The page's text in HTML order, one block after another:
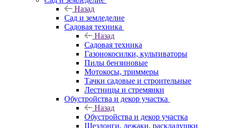
Назад
Сад и земледелие
Садовая техника
Назад
Садовая техника
Газонокосилки, культиваторы
Пилы бензиновые
Мотокосы, триммеры
Тачки садовые и строительные
Лестницы и стремянки
Обустройства и декор участка
Назад
Обустройства и декор участка
Шезлонги, лежаки, раскладушки